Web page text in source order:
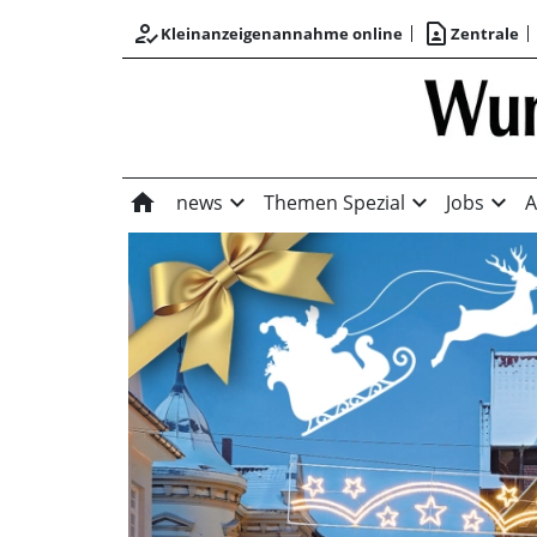
how_to_regKleinanzeigenannahme online contact_page Zentrale
home news expand_more Themen Spezial expand_more Jobs expand_more